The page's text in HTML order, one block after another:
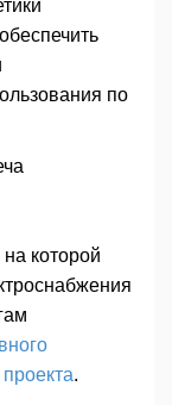
по
которой
.